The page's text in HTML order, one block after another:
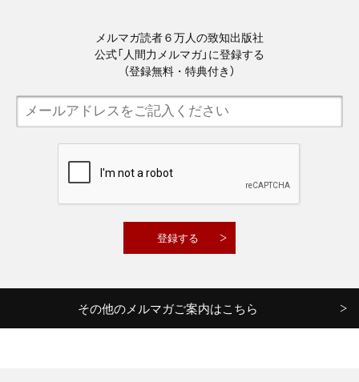
メルマガ読者６万人の致知出版社
公式「人間力メルマガ」に登録する
（登録無料・特典付き）
その他のメルマガご案内はこちら